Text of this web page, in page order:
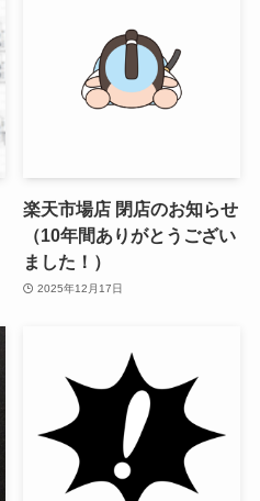
楽天市場店 閉店のお知らせ
（10年間ありがとうござい
ました！）
2025年12月17日